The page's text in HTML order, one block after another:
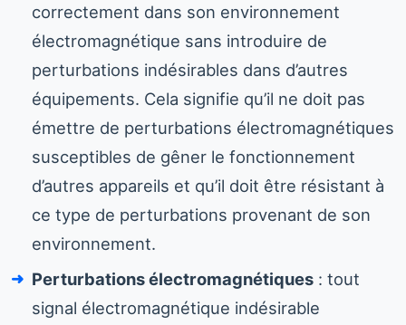
correctement dans son environnement
électromagnétique sans introduire de
perturbations indésirables dans d’autres
équipements. Cela signifie qu’il ne doit pas
émettre de perturbations électromagnétiques
susceptibles de gêner le fonctionnement
d’autres appareils et qu’il doit être résistant à
ce type de perturbations provenant de son
environnement.
Perturbations électromagnétiques : tout
signal électromagnétique indésirable